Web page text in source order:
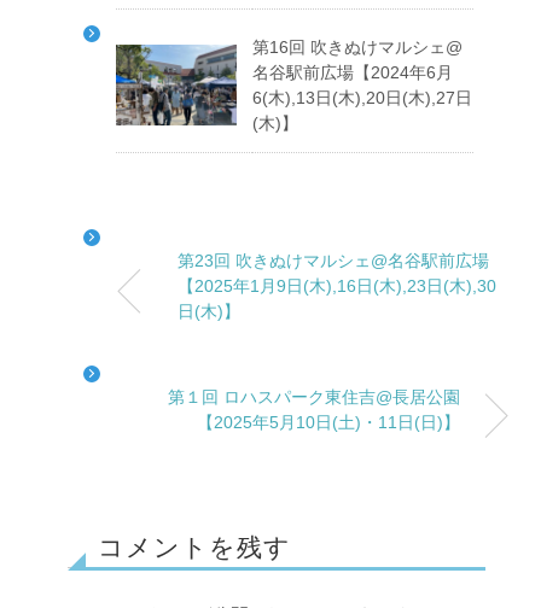
第16回 吹きぬけマルシェ@
名谷駅前広場【2024年6月
6(木),13日(木),20日(木),27日
(木)】
第23回 吹きぬけマルシェ@名谷駅前広場
【2025年1月9日(木),16日(木),23日(木),30
日(木)】
第１回 ロハスパーク東住吉@長居公園
【2025年5月10日(土)・11日(日)】
コメントを残す